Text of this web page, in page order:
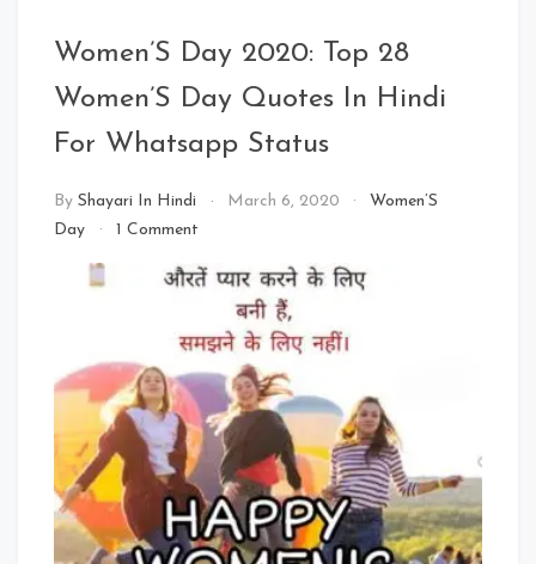
Women’S Day 2020: Top 28
Women’S Day Quotes In Hindi
For Whatsapp Status
By Shayari In Hindi March 6, 2020
Women’S
Day
1 Commenton
Day
2020:
Top
28
Women’S
Day
Quotes
In
Hindi
For
Whatsapp
Status